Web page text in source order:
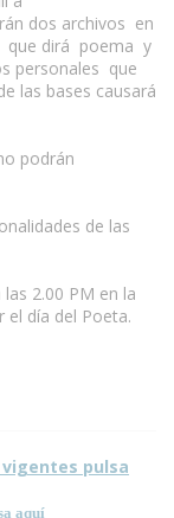
dos archivos en
que dirá poema y
personales que
las bases causará
podrán
de las
2.00 PM en la
el día del Poeta.
pulsa
aquí